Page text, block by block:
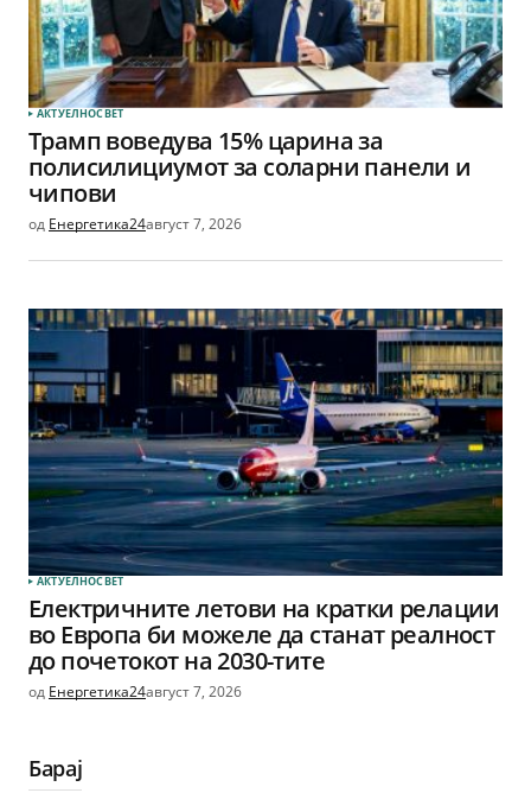
АКТУЕЛНОСВЕТ
Трамп воведува 15% царина за
полисилициумот за соларни панели и
чипови
од Енергетика24август 7, 2026
АКТУЕЛНОСВЕТ
Електричните летови на кратки релации
во Европа би можеле да станат реалност
до почетокот на 2030-тите
од Енергетика24август 7, 2026
Барај